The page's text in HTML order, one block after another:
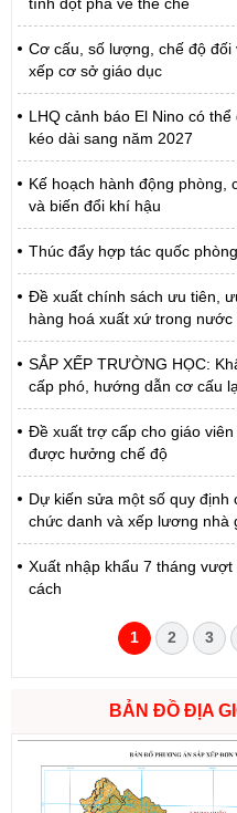
Cơ cấu, số lượng, chế độ
xếp cơ sở giáo dục
LHQ cảnh báo El Nino có
kéo dài sang năm 2027
Kế hoạch hành động phòng,
và biến đổi khí hậu
Thúc đẩy hợp tác quốc
Đề xuất chính sách ưu tiên,
hàng hoá xuất xứ trong nước
SẮP XẾP TRƯỜNG HỌC:
cấp phó, hướng dẫn cơ cấu
Đề xuất trợ cấp cho giáo
được hưởng chế độ
Dự kiến sửa một số quy định
chức danh và xếp lương nhà
Xuất nhập khẩu 7 tháng
cách
1 2 3
BẢN ĐỒ ĐỊA